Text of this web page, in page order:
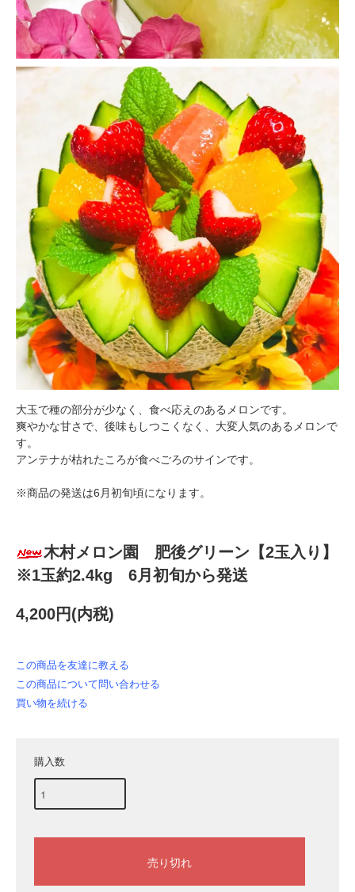
大玉で種の部分が少なく、食べ応えのあるメロンです。
爽やかな甘さで、後味もしつこくなく、大変人気のあるメロンで
す。
アンテナが枯れたころが食べごろのサインです。
※商品の発送は6月初旬頃になります。
木村メロン園 肥後グリーン【2玉入り】
※1玉約2.4kg 6月初旬から発送
4,200円(内税)
この商品を友達に教える
この商品について問い合わせる
買い物を続ける
購入数